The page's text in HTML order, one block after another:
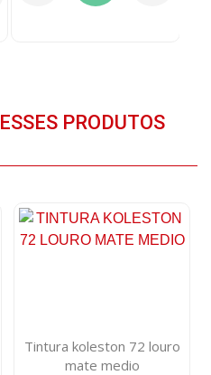
ESSES PRODUTOS
Tintura koleston 72 louro
mate medio